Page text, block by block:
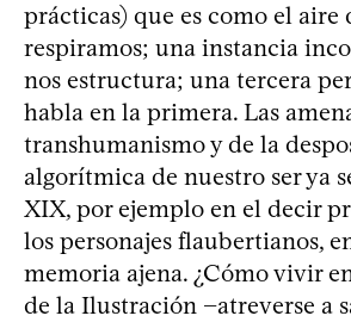
prácticas) que es como el aire
respiramos; una instancia
nos estructura; una tercera
habla en la primera. Las
transhumanismo y de la
algorítmica de nuestro ser ya
XIX, por ejemplo en el decir
los personajes flaubertianos,
memoria ajena. ¿Cómo vivir
de la Ilustración −atreverse a